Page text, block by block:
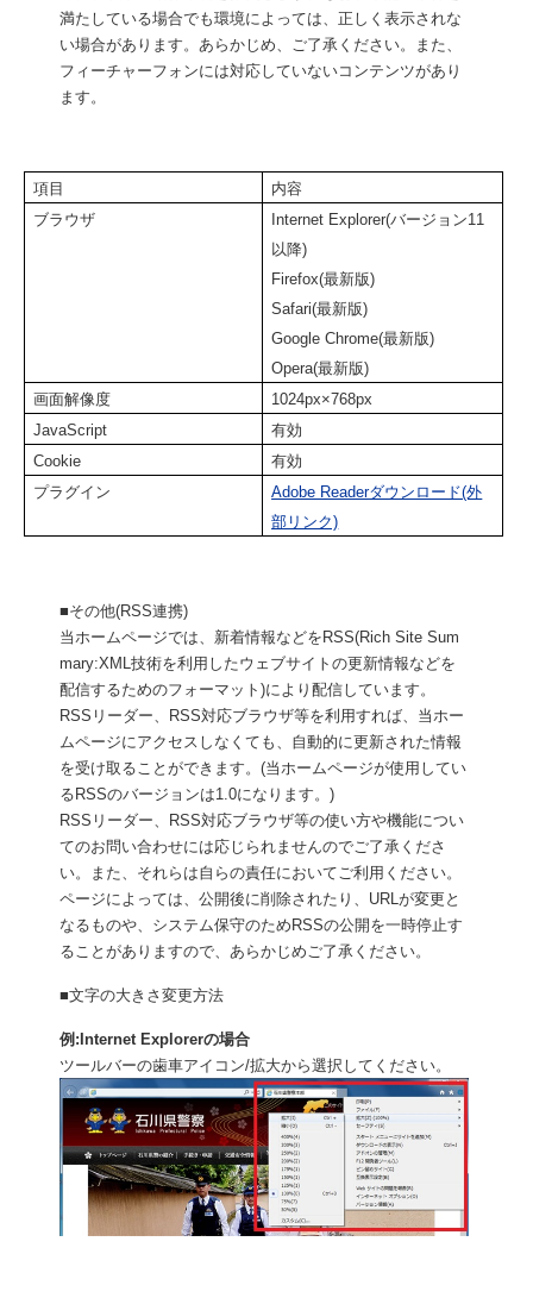
満たしている場合でも環境によっては、正しく表示されな
い場合があります。あらかじめ、ご了承ください。また、
フィーチャーフォンには対応していないコンテンツがあり
ます。
項目
内容
ブラウザ
Internet Explorer(バージョン11
以降)
Firefox(最新版)
Safari(最新版)
Google Chrome(最新版)
Opera(最新版)
画面解像度
1024px×768px
JavaScript
有効
Cookie
有効
プラグイン
Adobe Readerダウンロード(外
部リンク)
■その他(RSS連携)
当ホームページでは、新着情報などをRSS(Rich Site Sum
mary:XML技術を利用したウェブサイトの更新情報などを
配信するためのフォーマット)により配信しています。
RSSリーダー、RSS対応ブラウザ等を利用すれば、当ホー
ムページにアクセスしなくても、自動的に更新された情報
を受け取ることができます。(当ホームページが使用してい
るRSSのバージョンは1.0になります。)
RSSリーダー、RSS対応ブラウザ等の使い方や機能につい
てのお問い合わせには応じられませんのでご了承くださ
い。また、それらは自らの責任においてご利用ください。
ページによっては、公開後に削除されたり、URLが変更と
なるものや、システム保守のためRSSの公開を一時停止す
ることがありますので、あらかじめご了承ください。
■文字の大きさ変更方法
例:Internet Explorerの場合
ツールバーの歯車アイコン/拡大から選択してください。